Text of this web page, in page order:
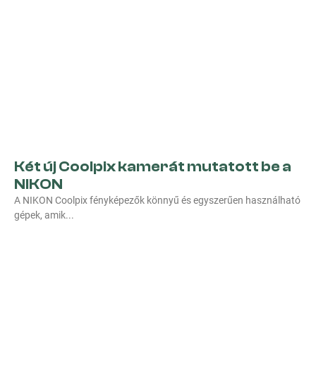
Két új Coolpix kamerát mutatott be a
NIKON
A NIKON Coolpix fényképezők könnyű és egyszerűen használható
gépek, amik